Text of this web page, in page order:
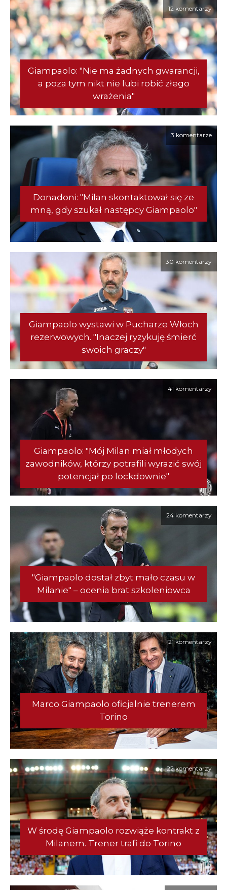
12 komentarzy
Giampaolo: "Nie ma żadnych gwarancji,
a poza tym nikt nie lubi robić złego
wrażenia"
3 komentarze
Donadoni: "Milan skontaktował się ze
mną, gdy szukał następcy Giampaolo"
30 komentarzy
Giampaolo wystawi w Pucharze Włoch
rezerwowych. "Inaczej ryzykuję śmierć
swoich graczy"
41 komentarzy
Giampaolo: "Mój Milan miał młodych
zawodników, którzy potrafili wyrazić swój
potencjał po lockdownie"
24 komentarzy
"Giampaolo dostał zbyt mało czasu w
Milanie" – ocenia brat szkoleniowca
21 komentarzy
Marco Giampaolo oficjalnie trenerem
Torino
22 komentarzy
W środę Giampaolo rozwiąże kontrakt z
Milanem. Trener trafi do Torino